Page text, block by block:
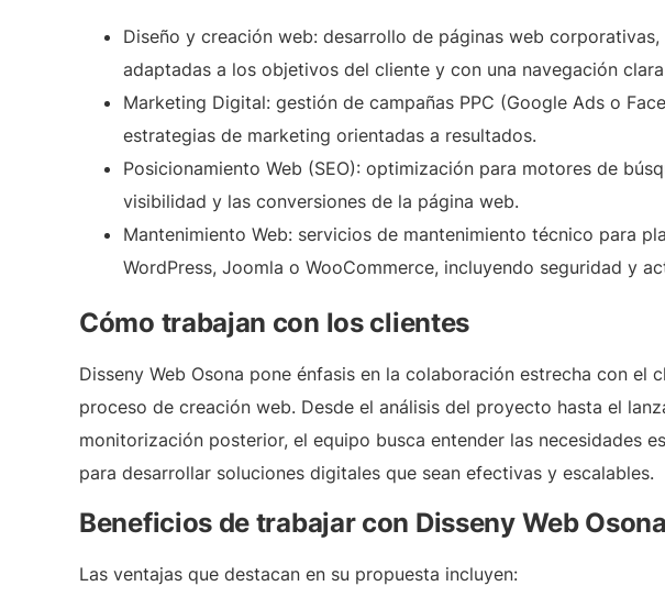
Diseño y creación web: desarrollo de páginas web
adaptadas a los objetivos del cliente y con una navegación
Marketing Digital: gestión de campañas PPC (Google Ads o
estrategias de marketing orientadas a resultados.
Posicionamiento Web (SEO): optimización para motores de
visibilidad y las conversiones de la página web.
Mantenimiento Web: servicios de mantenimiento técnico para
WordPress, Joomla o WooCommerce, incluyendo seguridad y
Cómo trabajan con los clientes
Disseny Web Osona pone énfasis en la colaboración estrecha con el
proceso de creación web. Desde el análisis del proyecto hasta el
monitorización posterior, el equipo busca entender las necesidades
para desarrollar soluciones digitales que sean efectivas y escalables.
Beneficios de trabajar con Disseny Web Osona
Las ventajas que destacan en su propuesta incluyen: